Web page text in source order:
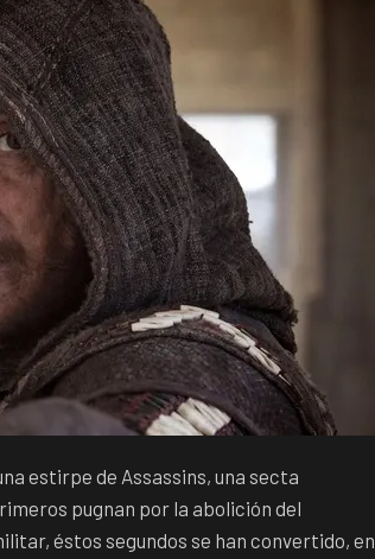
estirpe de Assassins, una secta
pugnan por la abolición del
éstos segundos se han convertido, en